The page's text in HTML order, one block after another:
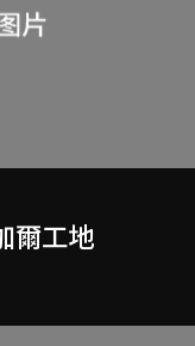
爾工地